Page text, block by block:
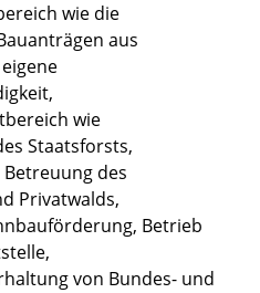
wie die
aus
wie
Staatsforsts,
des
Privatwalds,
Betrieb
von Bundes- und